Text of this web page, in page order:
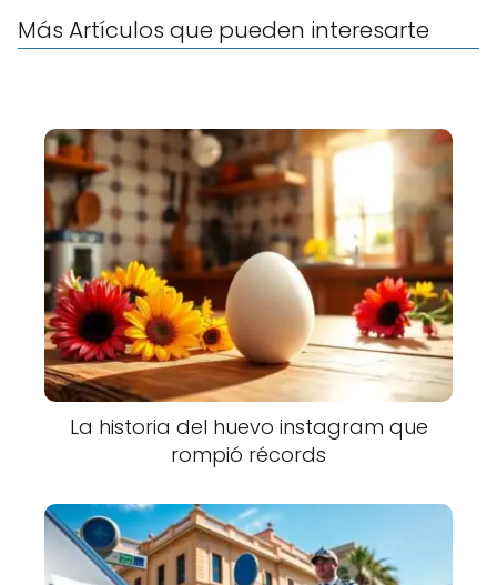
Más Artículos que pueden interesarte
La historia del huevo instagram que
rompió récords